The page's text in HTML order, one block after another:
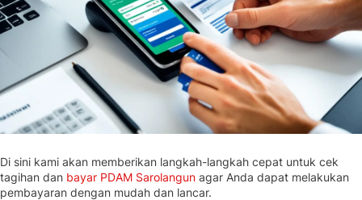
Di sini kami akan memberikan langkah-langkah cepat untuk cek
tagihan dan bayar PDAM Sarolangun agar Anda dapat melakukan
pembayaran dengan mudah dan lancar.